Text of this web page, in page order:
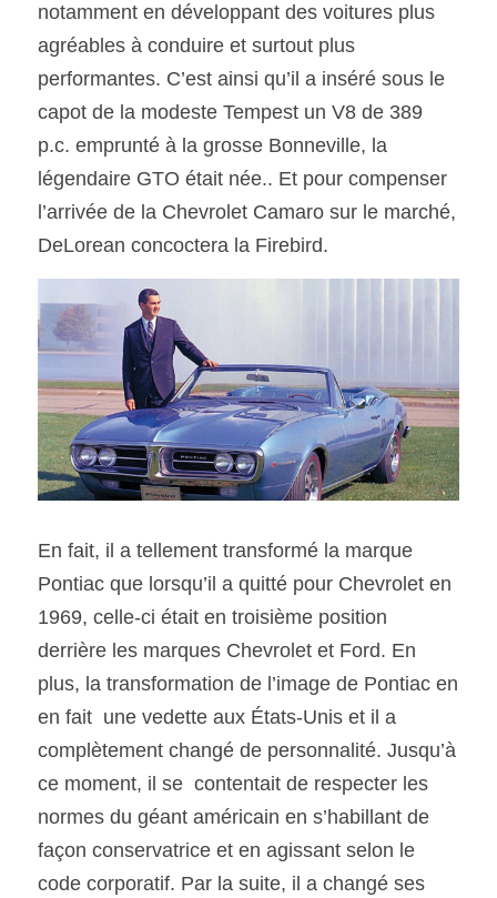
notamment en développant des voitures plus
agréables à conduire et surtout plus
performantes. C’est ainsi qu’il a inséré sous le
capot de la modeste Tempest un V8 de 389
p.c. emprunté à la grosse Bonneville, la
légendaire GTO était née.. Et pour compenser
l’arrivée de la Chevrolet Camaro sur le marché,
DeLorean concoctera la Firebird.
En fait, il a tellement transformé la marque
Pontiac que lorsqu’il a quitté pour Chevrolet en
1969, celle-ci était en troisième position
derrière les marques Chevrolet et Ford. En
plus, la transformation de l’image de Pontiac en
en fait  une vedette aux États-Unis et il a
complètement changé de personnalité. Jusqu’à
ce moment, il se  contentait de respecter les
normes du géant américain en s’habillant de
façon conservatrice et en agissant selon le
code corporatif. Par la suite, il a changé ses